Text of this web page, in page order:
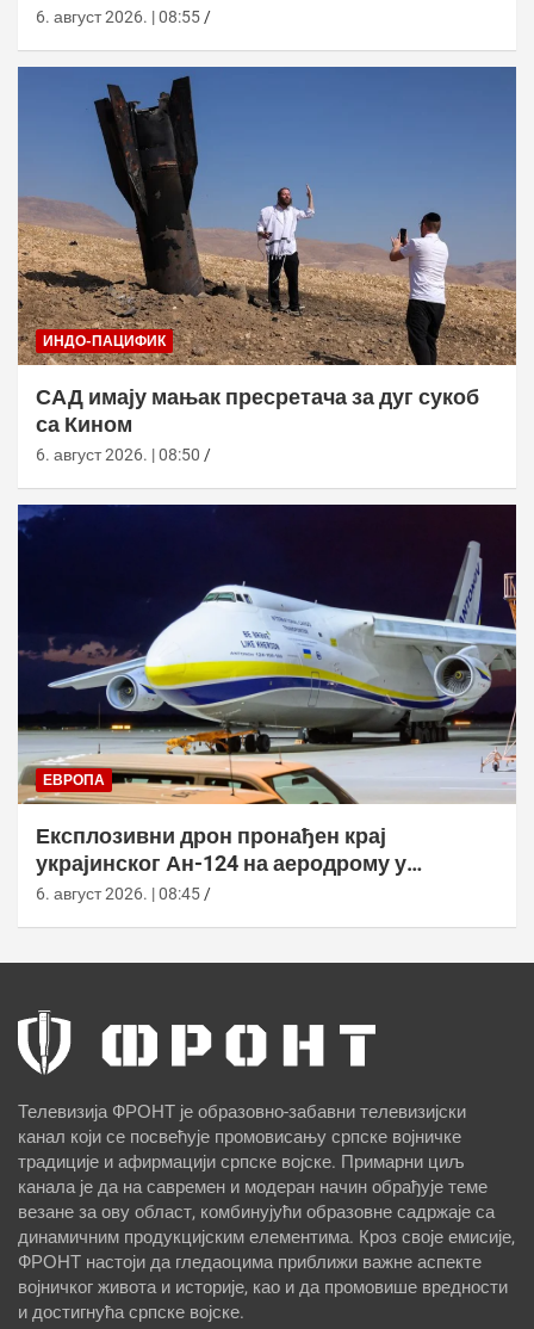
6. август 2026. | 08:55
ИНДО-ПАЦИФИК
САД имају мањак пресретача за дуг сукоб
са Кином
6. август 2026. | 08:50
ЕВРОПА
Експлозивни дрон пронађен крај
украјинског Ан-124 на аеродрому у
Лајпцигу
6. август 2026. | 08:45
Телевизија ФРОНТ је образовно-забавни телевизијски
канал који се посвећује промовисању српске војничке
традиције и афирмацији српске војске. Примарни циљ
канала је да на савремен и модеран начин обрађује теме
везане за ову област, комбинујући образовне садржаје са
динамичним продукцијским елементима. Кроз своје емисије,
ФРОНТ настоји да гледаоцима приближи важне аспекте
војничког живота и историје, као и да промовише вредности
и достигнућа српске војске.